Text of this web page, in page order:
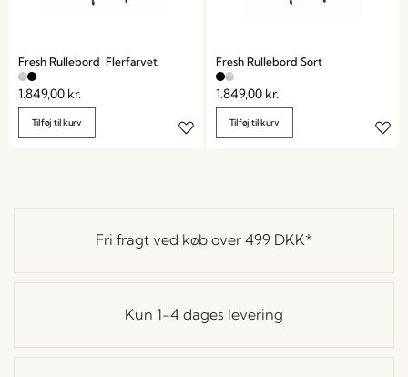
Fresh Rullebord Flerfarvet
1.849,00 kr.
Tilføj til kurv
Fresh Rullebord Sort
1.849,00 kr.
Tilføj til kurv
Fri fragt ved køb over 499 DKK*
Kun 1-4 dages levering